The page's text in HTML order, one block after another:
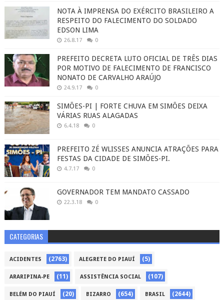
NOTA À IMPRENSA DO EXÉRCITO BRASILEIRO A
RESPEITO DO FALECIMENTO DO SOLDADO
EDSON LIMA
26.8.17 0
PREFEITO DECRETA LUTO OFICIAL DE TRÊS DIAS
POR MOTIVO DE FALECIMENTO DE FRANCISCO
NONATO DE CARVALHO ARAÚJO
24.9.17 0
SIMÕES-PI | FORTE CHUVA EM SIMÕES DEIXA
VÁRIAS RUAS ALAGADAS
6.4.18 0
PREFEITO ZÉ WLISSES ANUNCIA ATRAÇÕES PARA
FESTAS DA CIDADE DE SIMÕES-PI.
4.7.17 0
GOVERNADOR TEM MANDATO CASSADO
22.3.18 0
CATEGORIAS
ACIDENTES (2763) ALEGRETE DO PIAUÍ (5)
ARARIPINA-PE (11) ASSISTÊNCIA SOCIAL (107)
BELÉM DO PIAUÍ (20) BIZARRO (654) BRASIL (2644)